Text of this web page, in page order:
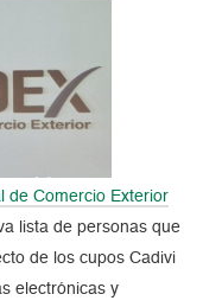
de Comercio Exterior
lista de personas que
de los cupos Cadivi
electrónicas y